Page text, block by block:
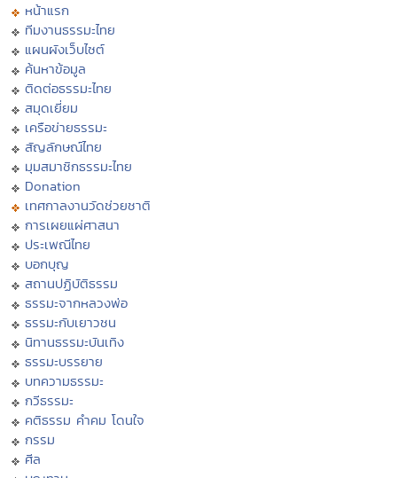
หน้าแรก
ทีมงานธรรมะไทย
แผนผังเว็บไซต์
ค้นหาข้อมูล
ติดต่อธรรมะไทย
สมุดเยี่ยม
เครือข่ายธรรมะ
สัญลักษณ์ไทย
มุมสมาชิกธรรมะไทย
Donation
เทศกาลงานวัดช่วยชาติ
การเผยแผ่ศาสนา
ประเพณีไทย
บอกบุญ
สถานปฏิบัติธรรม
ธรรมะจากหลวงพ่อ
ธรรมะกับเยาวชน
นิทานธรรมะบันเทิง
ธรรมะบรรยาย
บทความธรรมะ
กวีธรรมะ
คติธรรม คำคม โดนใจ
กรรม
ศีล